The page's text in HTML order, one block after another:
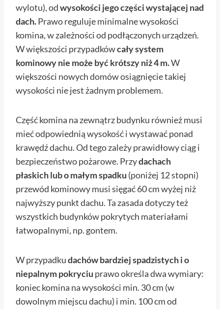
wylotu), odwysokości jego części wystającej nad
dach.Prawo reguluje minimalne wysokości
komina, w zależności od podłączonych urządzeń.
W większości przypadkówcały system
kominowy nie może być krótszy niż 4 m.W
większości nowych domów osiągnięcie takiej
wysokości nie jest żadnym problemem.
Część komina na zewnątrz budynku również musi
mieć odpowiednią wysokość i wystawać ponad
krawędź dachu. Od tego zależy prawidłowy ciąg i
bezpieczeństwo pożarowe. Przydachach
płaskich lub o małym spadku (poniżej 12 stopni)
przewód kominowy musi sięgać 60 cm wyżej niż
najwyższy punkt dachu. Ta zasada dotyczy też
wszystkich budynków pokrytych materiałami
łatwopalnymi, np. gontem.
W przypadkudachów bardziej spadzistych i o
niepalnym pokryciu prawo określa dwa wymiary:
koniec komina na wysokości min. 30 cm (w
dowolnym miejscu dachu) i min. 100 cm od